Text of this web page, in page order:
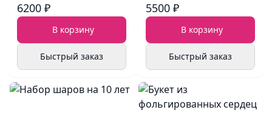
6200 ₽
В корзину
Быстрый заказ
5500 ₽
В корзину
Быстрый заказ